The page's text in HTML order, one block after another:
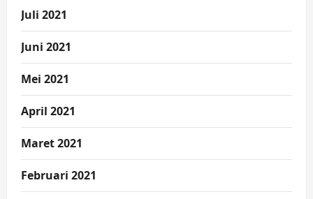
Juli 2021
Juni 2021
Mei 2021
April 2021
Maret 2021
Februari 2021